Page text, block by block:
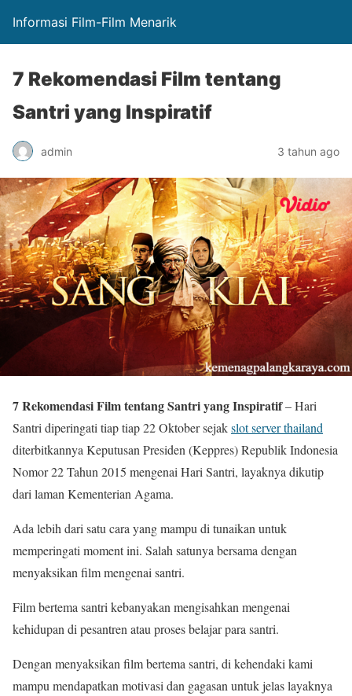
Informasi Film-Film Menarik
7 Rekomendasi Film tentang
Santri yang Inspiratif
admin 3 tahun ago
7 Rekomendasi Film tentang Santri yang Inspiratif– Hari
Santri diperingati tiap tiap 22 Oktober sejakslot server thailand
diterbitkannya Keputusan Presiden (Keppres) Republik Indonesia
Nomor 22 Tahun 2015 mengenai Hari Santri, layaknya dikutip
dari laman Kementerian Agama.
Ada lebih dari satu cara yang mampu di tunaikan untuk
memperingati moment ini. Salah satunya bersama dengan
menyaksikan film mengenai santri.
Film bertema santri kebanyakan mengisahkan mengenai
kehidupan di pesantren atau proses belajar para santri.
Dengan menyaksikan film bertema santri, di kehendaki kami
mampu mendapatkan motivasi dan gagasan untuk jelas layaknya